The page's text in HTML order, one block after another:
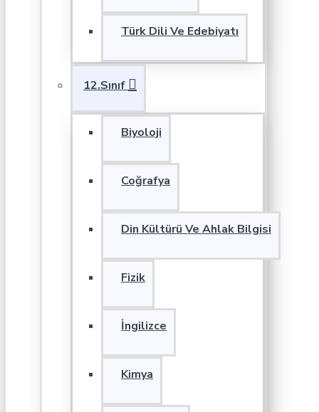
Türk Dili Ve Edebiyatı
12.Sınıf
Biyoloji
Coğrafya
Din Kültürü Ve Ahlak Bilgisi
Fizik
İngilizce
Kimya